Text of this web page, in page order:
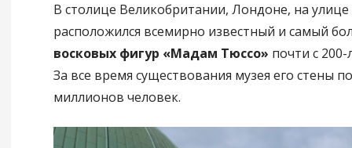
В столице Великобритании, Лондоне, на
расположился всемирно известный и самый
восковых фигур «Мадам Тюссо» почти с
За все время существования музея его стены
миллионов человек.